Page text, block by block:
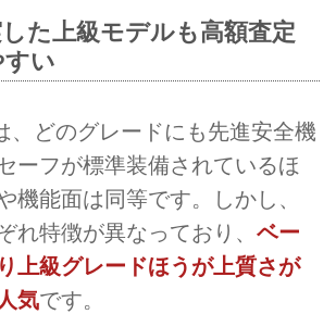
た上級モデルも高額査定
すい
、どのグレードにも先進安全機
ーフが標準装備されているほ
機能面は同等です。しかし、
れ特徴が異なっており、 ベー
上級グレードほうが上質さが
気です。